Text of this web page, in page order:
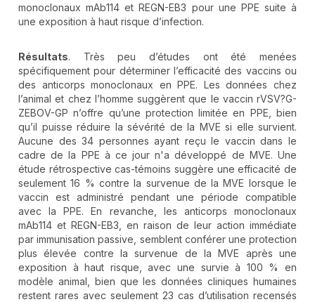
monoclonaux mAb114 et REGN-EB3 pour une PPE suite à
une exposition à haut risque d’infection.
Résultats. Très peu d’études ont été menées
spécifiquement pour déterminer l’efficacité des vaccins ou
des anticorps monoclonaux en PPE. Les données chez
l’animal et chez l’homme suggèrent que le vaccin rVSV?G-
ZEBOV-GP n’offre qu’une protection limitée en PPE, bien
qu’il puisse réduire la sévérité de la MVE si elle survient.
Aucune des 34 personnes ayant reçu le vaccin dans le
cadre de la PPE à ce jour n'a développé de MVE. Une
étude rétrospective cas-témoins suggère une efficacité de
seulement 16 % contre la survenue de la MVE lorsque le
vaccin est administré pendant une période compatible
avec la PPE. En revanche, les anticorps monoclonaux
mAb114 et REGN-EB3, en raison de leur action immédiate
par immunisation passive, semblent conférer une protection
plus élevée contre la survenue de la MVE après une
exposition à haut risque, avec une survie à 100 % en
modèle animal, bien que les données cliniques humaines
restent rares avec seulement 23 cas d’utilisation recensés